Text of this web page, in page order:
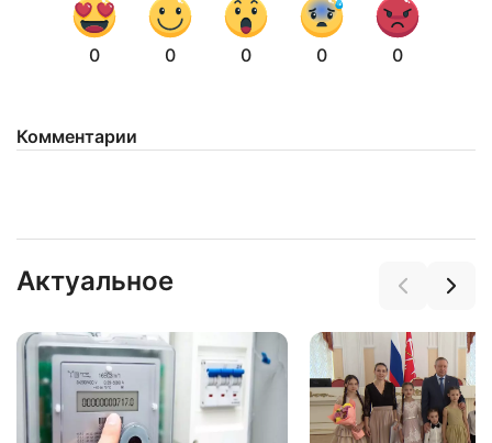
0 0 0 0 0
Комментарии
Актуальное